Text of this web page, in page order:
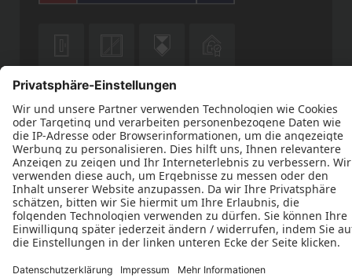
  
  
  
Datenschutz Impressum Kontakt
AGB
Stiefvater Bauelemente © 2026